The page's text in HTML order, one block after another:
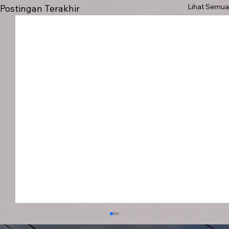
Postingan Terakhir Lihat Semua